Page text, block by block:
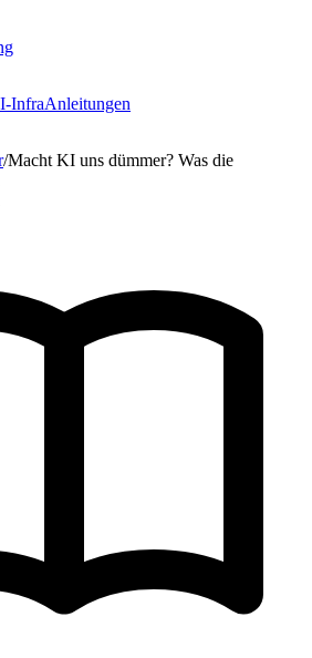
InfraAnleitungen
/Macht KI uns dümmer? Was die